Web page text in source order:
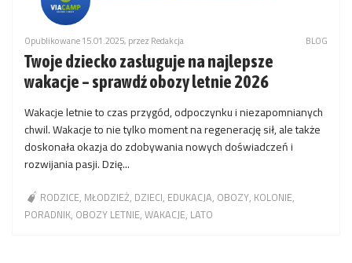
Opublikowane 15.01.2025, przez Redakcja BLOG
Twoje dziecko zasługuje na najlepsze
wakacje – sprawdź obozy letnie 2026
Wakacje letnie to czas przygód, odpoczynku i niezapomnianych
chwil. Wakacje to nie tylko moment na regenerację sił, ale także
doskonała okazja do zdobywania nowych doświadczeń i
rozwijania pasji. Dzię...
RODZICE MŁODZIEŻ DZIECI EDUKACJA OBOZY KOLONIE
PORADNIK OBOZY LETNIE WAKACJE LATO